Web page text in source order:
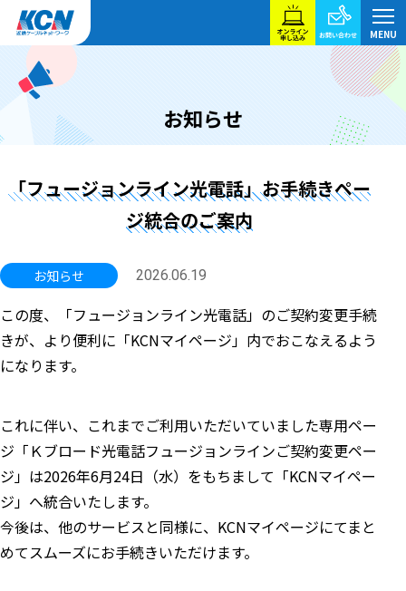
お知らせ
「フュージョンライン光電話」お手続きペー
ジ統合のご案内
お知らせ 2026.06.19
この度、「フュージョンライン光電話」のご契約変更手続
きが、より便利に「KCNマイページ」内でおこなえるよう
になります。
これに伴い、これまでご利用いただいていました専用ペー
ジ「Ｋブロード光電話フュージョンラインご契約変更ペー
ジ」は2026年6月24日（水）をもちまして「KCNマイペー
ジ」へ統合いたします。
今後は、他のサービスと同様に、KCNマイページにてまと
めてスムーズにお手続きいただけます。